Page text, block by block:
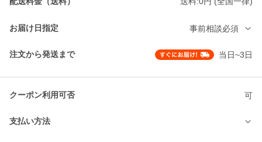
お届け日指定 事前相談必須
注文から発送まで 当日~3日
クーポン利用可否 可
支払い方法